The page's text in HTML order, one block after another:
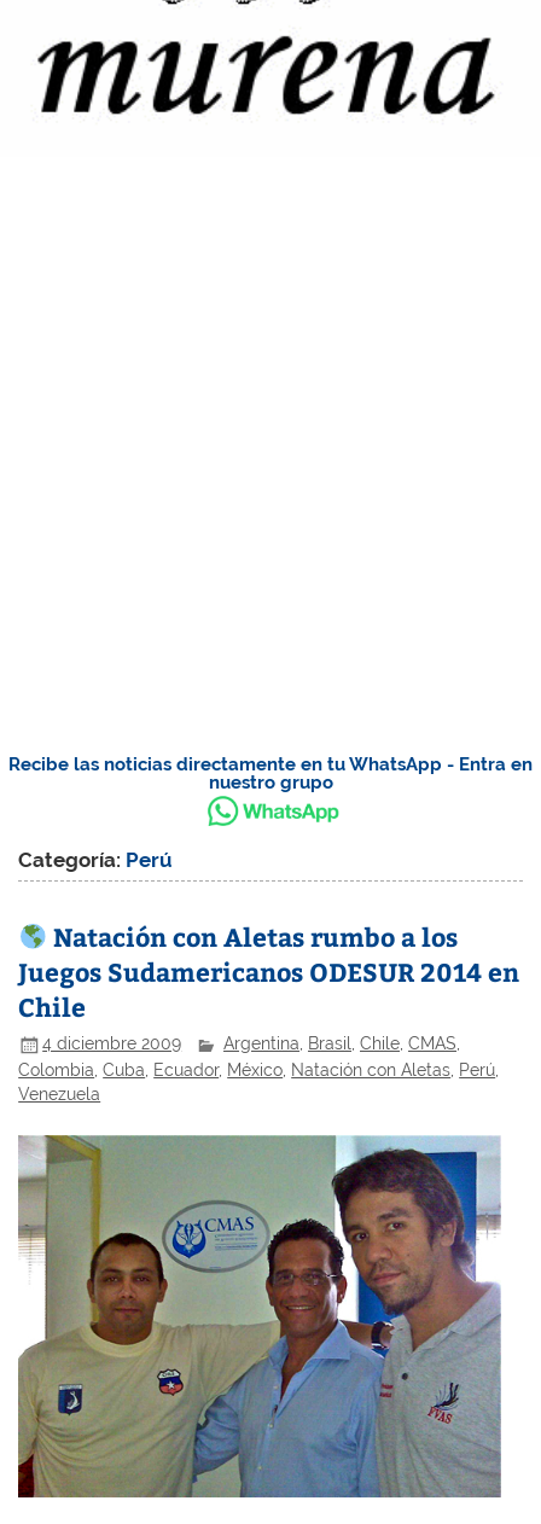
Recibe las noticias directamente en tu WhatsApp - Entra en
nuestro grupo
Categoría: Perú
Natación con Aletas rumbo a los
Juegos Sudamericanos ODESUR 2014 en
Chile
4 diciembre 2009 Argentina, Brasil,Chile,CMAS,
Colombia ,Cuba Ecuador, México Natación con Aletas Perú
Venezuela